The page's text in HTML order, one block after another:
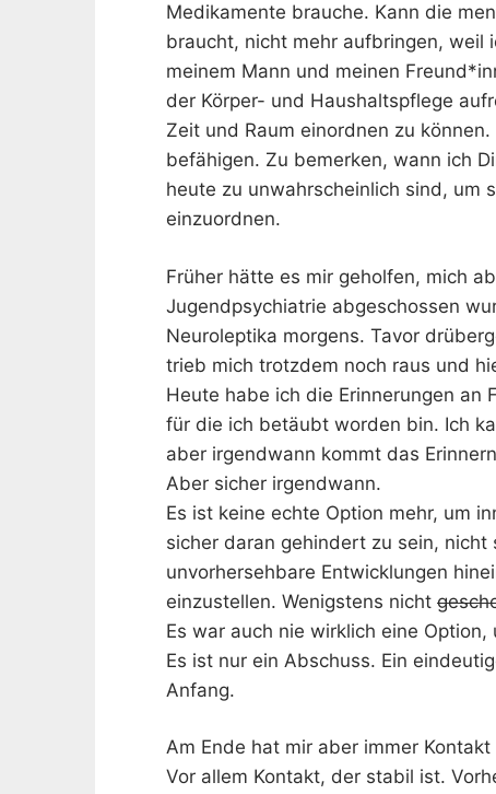
Medikamente brauche. Kann die
braucht, nicht mehr aufbringen, weil
meinem Mann und meinen
der Körper- und Haushaltspflege
Zeit und Raum einordnen zu
befähigen. Zu bemerken, wann ich
heute zu unwahrscheinlich sind, um
einzuordnen.
Früher hätte es mir geholfen, mich
Jugendpsychiatrie abgeschossen
Neuroleptika morgens. Tavor
trieb mich trotzdem noch raus und
Heute habe ich die Erinnerungen an
für die ich betäubt worden bin. Ich
aber irgendwann kommt das
Aber sicher irgendwann.
Es ist keine echte Option mehr, um
sicher daran gehindert zu sein,
unvorhersehbare Entwicklungen
einzustellen. Wenigstens nicht
Es war auch nie wirklich eine Option,
Es ist nur ein Abschuss. Ein
Anfang.
Am Ende hat mir aber immer Kontakt
Vor allem Kontakt, der stabil ist.